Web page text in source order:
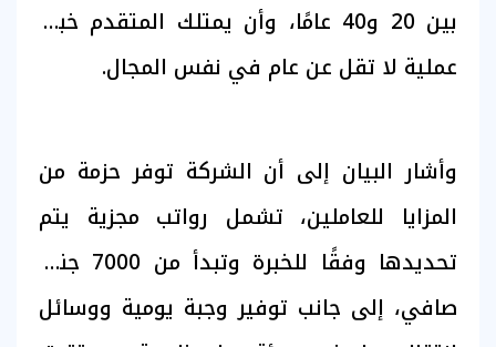
بين 20 و40 عامًا، وأن يمتلك المتقدم خبرة
عملية لا تقل عن عام في نفس المجال.
وأشار البيان إلى أن الشركة توفر حزمة من
المزايا للعاملين، تشمل رواتب مجزية يتم
تحديدها وفقًا للخبرة وتبدأ من 7000 جنيه
صافي، إلى جانب توفير وجبة يومية ووسائل